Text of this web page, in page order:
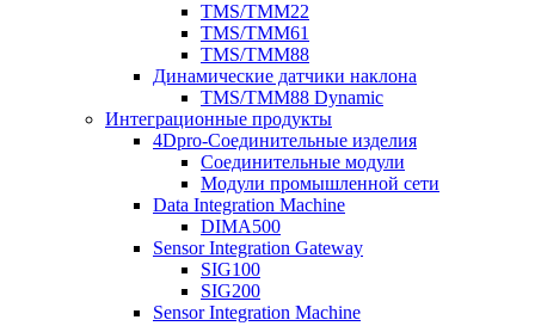
TMS/TMM22
TMS/TMM61
TMS/TMM88
Динамические датчики наклона
TMS/TMM88 Dynamic
Интеграционные продукты
4Dpro-Соединительные изделия
Соединительные модули
Модули промышленной сети
Data Integration Machine
DIMA500
Sensor Integration Gateway
SIG100
SIG200
Sensor Integration Machine